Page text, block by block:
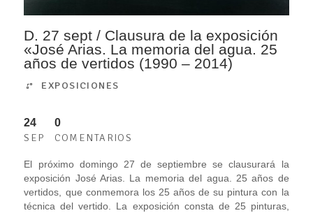
D. 27 sept / Clausura de la exposición
«José Arias. La memoria del agua. 25
años de vertidos (1990 – 2014)
EXPOSICIONES
24
SEP
0
COMENTARIOS
El próximo domingo 27 de septiembre se clausurará la
exposición José Arias. La memoria del agua. 25 años de
vertidos, que conmemora los 25 años de su pintura con la
técnica del vertido. La exposición consta de 25 pinturas,